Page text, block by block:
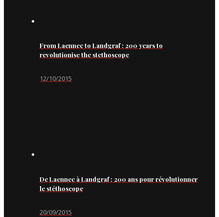
From Laennec to Landgraf : 200 years to
revolutionise the stethoscope
12/10/2015
De Laennec à Landgraf : 200 ans pour révolutionner
le stéthoscope
20/09/2015